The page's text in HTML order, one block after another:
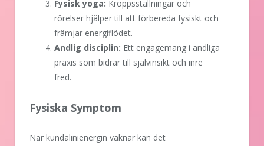
Fysisk yoga: Kroppsställningar och
rörelser hjälper till att förbereda fysiskt och
främjar energiflödet.
Andlig disciplin: Ett engagemang i andliga
praxis som bidrar till självinsikt och inre
fred.
Fysiska Symptom
När kundalinienergin vaknar kan det